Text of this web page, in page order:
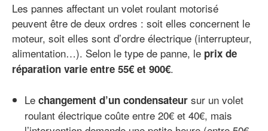
Les pannes affectant un volet roulant motorisé
peuvent être de deux ordres : soit elles concernent le
moteur, soit elles sont d’ordre électrique (interrupteur,
alimentation…). Selon le type de panne, le prix de
réparation varie entre 55€ et 900€.
Le changement d’un condensateur sur un volet
roulant électrique coûte entre 20€ et 40€, mais